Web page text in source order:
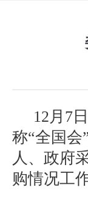
12月7日
称“全国
人、政府
购情况工